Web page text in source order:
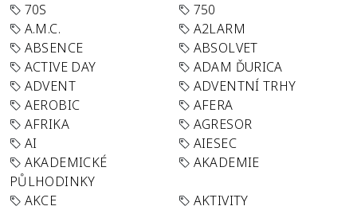
70S
750
A.M.C.
A2LARM
ABSENCE
ABSOLVET
ACTIVE DAY
ADAM ĎURICA
ADVENT
ADVENTNÍ TRHY
AEROBIC
AFERA
AFRIKA
AGRESOR
AI
AIESEC
AKADEMICKÉ
PŮLHODINKY
AKADEMIE
AKCE
AKTIVITY